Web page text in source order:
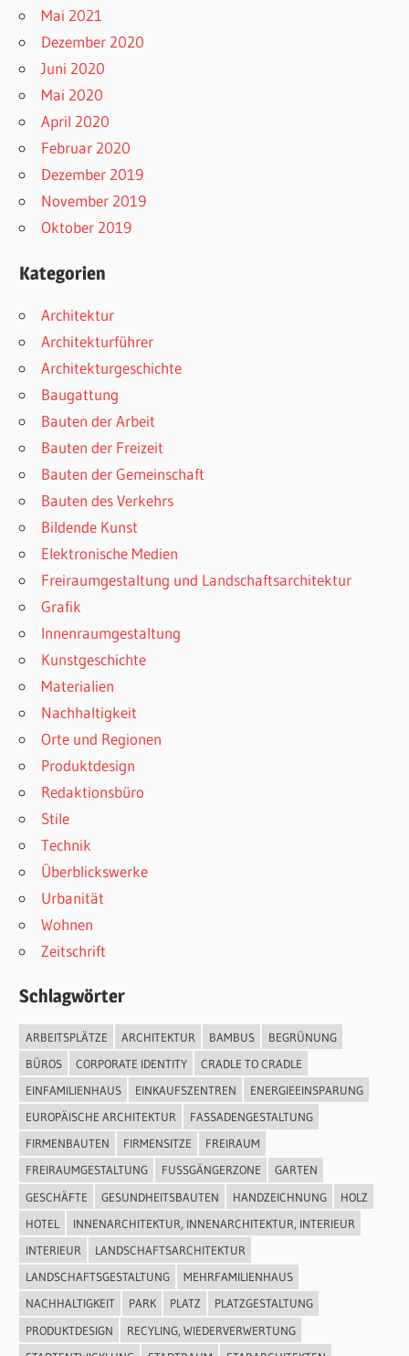
Mai 2021
Dezember 2020
Juni 2020
Mai 2020
April 2020
Februar 2020
Dezember 2019
November 2019
Oktober 2019
Kategorien
Architektur
Architekturführer
Architekturgeschichte
Baugattung
Bauten der Arbeit
Bauten der Freizeit
Bauten der Gemeinschaft
Bauten des Verkehrs
Bildende Kunst
Elektronische Medien
Freiraumgestaltung und Landschaftsarchitektur
Grafik
Innenraumgestaltung
Kunstgeschichte
Materialien
Nachhaltigkeit
Orte und Regionen
Produktdesign
Redaktionsbüro
Stile
Technik
Überblickswerke
Urbanität
Wohnen
Zeitschrift
Schlagwörter
ARBEITSPLÄTZE ARCHITEKTUR BAMBUS
BEGRÜNUNG
BÜROS
CORPORATE IDENTITY
CRADLE TO CRADLE
EINFAMILIENHAUS
EINKAUFSZENTREN
ENERGIEEINSPARUNG
EUROPÄISCHE ARCHITEKTUR
FASSADENGESTALTUNG
FIRMENBAUTEN
FIRMENSITZE
FREIRAUM
FREIRAUMGESTALTUNG
FUSSGÄNGERZONE
GARTEN
GESCHÄFTE
GESUNDHEITSBAUTEN HANDZEICHNUNG
HOLZ
HOTEL
INNENARCHITEKTUR, INNENARCHITEKTUR, INTERIEUR
INTERIEUR
LANDSCHAFTSARCHITEKTUR
LANDSCHAFTSGESTALTUNG
MEHRFAMILIENHAUS
NACHHALTIGKEIT
PARK PLATZ
PLATZGESTALTUNG
PRODUKTDESIGN
RECYLING, WIEDERVERWERTUNG